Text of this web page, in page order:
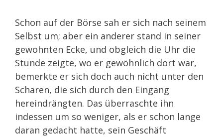
Schon auf der Börse sah er sich nach seinem
Selbst um; aber ein anderer stand in seiner
gewohnten Ecke, und obgleich die Uhr die
Stunde zeigte, wo er gewöhnlich dort war,
bemerkte er sich doch auch nicht unter den
Scharen, die sich durch den Eingang
hereindrängten. Das überraschte ihn
indessen um so weniger, als er schon lange
daran gedacht hatte, sein Geschäft